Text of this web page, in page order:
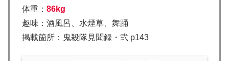
体重： 86kg
趣味：酒風呂、水煙草、舞踊
掲載箇所：鬼殺隊見聞録・弐 p143